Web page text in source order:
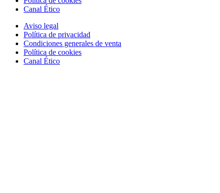
Canal Ético
Aviso legal
Política de privacidad
Condiciones generales de venta
Política de cookies
Canal Ético